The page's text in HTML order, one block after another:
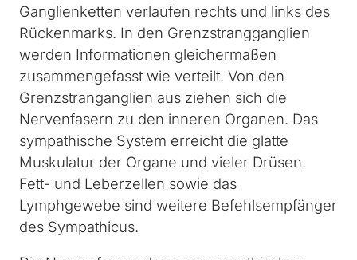
Ganglienketten verlaufen rechts und links des
Rückenmarks. In den Grenzstrangganglien
werden Informationen gleichermaßen
zusammengefasst wie verteilt. Von den
Grenzstranganglien aus ziehen sich die
Nervenfasern zu den inneren Organen. Das
sympathische System erreicht die glatte
Muskulatur der Organe und vieler Drüsen.
Fett- und Leberzellen sowie das
Lymphgewebe sind weitere Befehlsempfänger
des Sympathicus.